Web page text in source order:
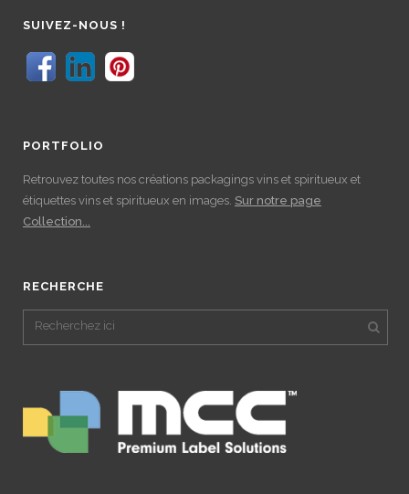
SUIVEZ-NOUS !
PORTFOLIO
Retrouvez toutes nos créations packagings vins et spiritueux et
étiquettes vins et spiritueux en images. Sur notre page
Collection...
RECHERCHE